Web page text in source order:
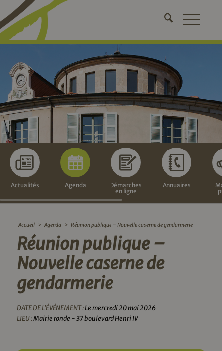
Actualités Agenda
Démarches
en ligne
Annuaires
Accueil > Agenda > Réunion publique – Nouvelle caserne de gendarmerie
Réunion publique –
Nouvelle caserne de
gendarmerie
DATE DE L'ÉVÉNEMENT :Le mercredi 20 mai 2026
LIEU :Mairie ronde - 37 boulevard Henri IV